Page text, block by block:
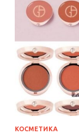
КОСМЕТИКА